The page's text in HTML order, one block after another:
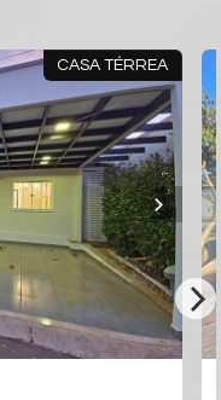
CASA TÉRREA